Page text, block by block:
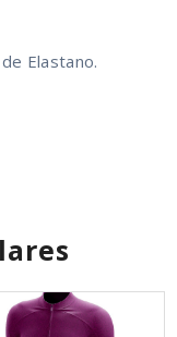
Elastano.